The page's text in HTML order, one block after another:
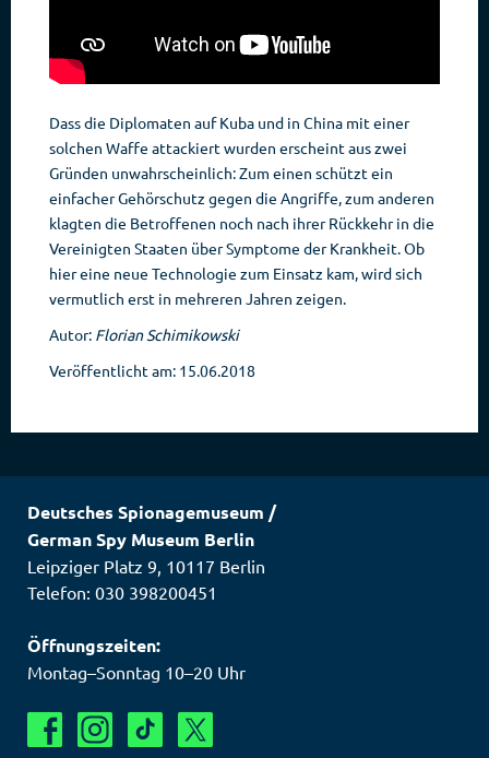
Dass die Diplomaten auf Kuba und in China mit einer
solchen Waffe attackiert wurden erscheint aus zwei
Gründen unwahrscheinlich: Zum einen schützt ein
einfacher Gehörschutz gegen die Angriffe, zum anderen
klagten die Betroffenen noch nach ihrer Rückkehr in die
Vereinigten Staaten über Symptome der Krankheit. Ob
hier eine neue Technologie zum Einsatz kam, wird sich
vermutlich erst in mehreren Jahren zeigen.
Autor: Florian Schimikowski
Veröffentlicht am: 15.06.2018
Deutsches Spionagemuseum /
German Spy Museum Berlin
Leipziger Platz 9 10117 Berlin
Telefon: 030 398200451
Öffnungszeiten:
Montag–Sonntag 10–20 Uhr